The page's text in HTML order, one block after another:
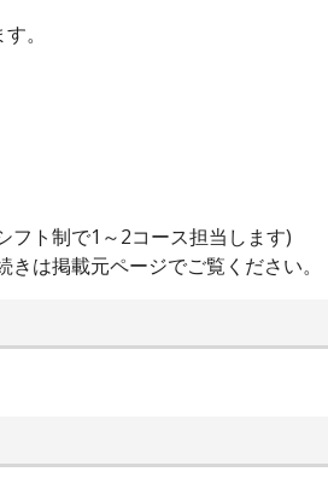
。
フト制で1～2コース担当します)
は掲載元ページでご覧ください。